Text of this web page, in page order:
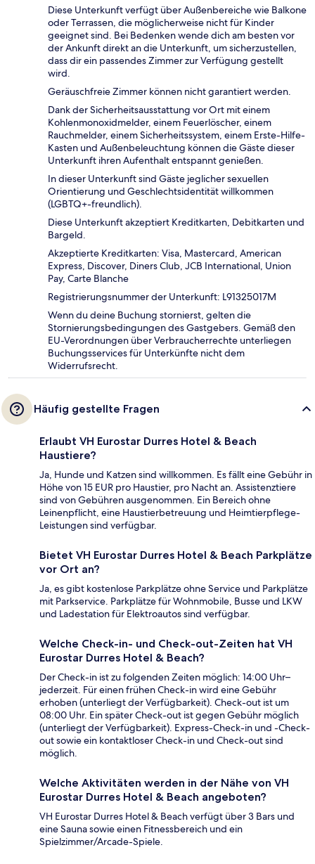
Diese Unterkunft verfügt über Außenbereiche wie Balkone
oder Terrassen, die möglicherweise nicht für Kinder
geeignet sind. Bei Bedenken wende dich am besten vor
der Ankunft direkt an die Unterkunft, um sicherzustellen,
dass dir ein passendes Zimmer zur Verfügung gestellt
wird.
Geräuschfreie Zimmer können nicht garantiert werden.
Dank der Sicherheitsausstattung vor Ort mit einem
Kohlenmonoxidmelder, einem Feuerlöscher, einem
Rauchmelder, einem Sicherheitssystem, einem Erste-Hilfe-
Kasten und Außenbeleuchtung können die Gäste dieser
Unterkunft ihren Aufenthalt entspannt genießen.
In dieser Unterkunft sind Gäste jeglicher sexuellen
Orientierung und Geschlechtsidentität willkommen
(LGBTQ+-freundlich).
Diese Unterkunft akzeptiert Kreditkarten, Debitkarten und
Bargeld.
Akzeptierte Kreditkarten: Visa, Mastercard, American
Express, Discover, Diners Club, JCB International, Union
Pay, Carte Blanche
Registrierungsnummer der Unterkunft: L91325017M
Wenn du deine Buchung stornierst, gelten die
Stornierungsbedingungen des Gastgebers. Gemäß den
EU-Verordnungen über Verbraucherrechte unterliegen
Buchungsservices für Unterkünfte nicht dem
Widerrufsrecht.
Häufig gestellte Fragen
Erlaubt VH Eurostar Durres Hotel & Beach
Haustiere?
Ja, Hunde und Katzen sind willkommen. Es fällt eine Gebühr in
Höhe von 15 EUR pro Haustier, pro Nacht an. Assistenztiere
sind von Gebühren ausgenommen. Ein Bereich ohne
Leinenpflicht, eine Haustierbetreuung und Heimtierpflege-
Leistungen sind verfügbar.
Bietet VH Eurostar Durres Hotel & Beach Parkplätze
vor Ort an?
Ja, es gibt kostenlose Parkplätze ohne Service und Parkplätze
mit Parkservice. Parkplätze für Wohnmobile, Busse und LKW
und Ladestation für Elektroautos sind verfügbar.
Welche Check-in- und Check-out-Zeiten hat VH
Eurostar Durres Hotel & Beach?
Der Check-in ist zu folgenden Zeiten möglich: 14:00 Uhr–
jederzeit. Für einen frühen Check-in wird eine Gebühr
erhoben (unterliegt der Verfügbarkeit). Check-out ist um
08:00 Uhr. Ein später Check-out ist gegen Gebühr möglich
(unterliegt der Verfügbarkeit). Express-Check-in und -Check-
out sowie ein kontaktloser Check-in und Check-out sind
möglich.
Welche Aktivitäten werden in der Nähe von VH
Eurostar Durres Hotel & Beach angeboten?
VH Eurostar Durres Hotel & Beach verfügt über 3 Bars und
eine Sauna sowie einen Fitnessbereich und ein
Spielzimmer/Arcade-Spiele.